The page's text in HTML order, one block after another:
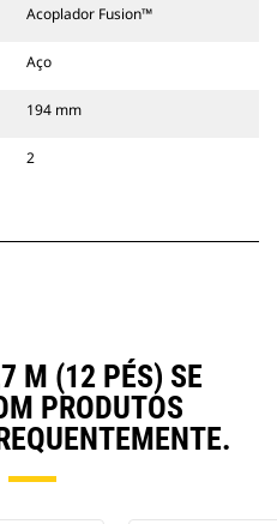
Acoplador Fusion™
Aço
194 mm
2
M (12 PÉS) SE
PRODUTOS